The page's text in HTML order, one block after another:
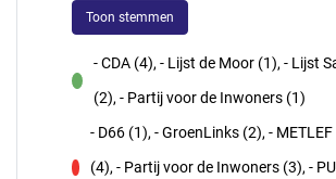
Toon stemmen
voor
- CDA (4), - Lijst de Moor (1), - Lijst
(2), - Partij voor de Inwoners (1)
- D66 (1), - GroenLinks (2), -
(4), - Partij voor de Inwoners (3), -